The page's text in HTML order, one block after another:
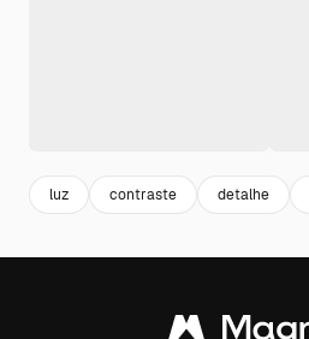
luz contraste detalhe